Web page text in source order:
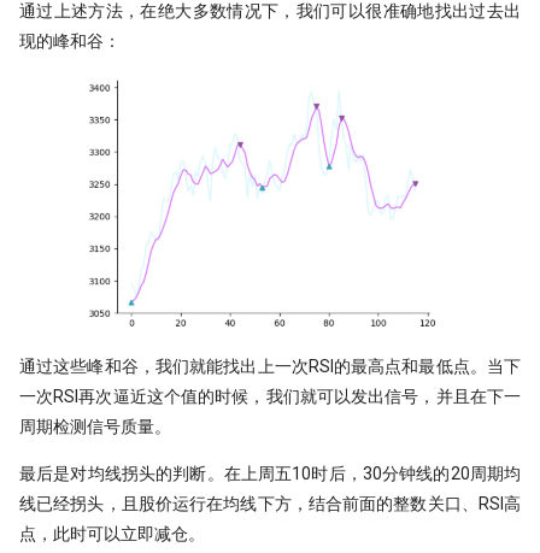
通过上述方法，在绝大多数情况下，我们可以很准确地找出过去出
现的峰和谷：
通过这些峰和谷，我们就能找出上一次RSI的最高点和最低点。当下
一次RSI再次逼近这个值的时候，我们就可以发出信号，并且在下一
周期检测信号质量。
最后是对均线拐头的判断。在上周五10时后，30分钟线的20周期均
线已经拐头，且股价运行在均线下方，结合前面的整数关口、RSI高
点，此时可以立即减仓。